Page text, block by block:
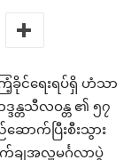
ခိုင်ရေးရပ်ရှိ ဟံသာ
န္တသီလဝန္တ ၏ ၅၇
ောက်ပြီးစီးသွား
ချအလှူမင်္ဂလာပွဲ